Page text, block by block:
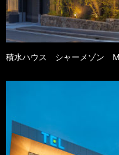
積水ハウス シャーメゾン